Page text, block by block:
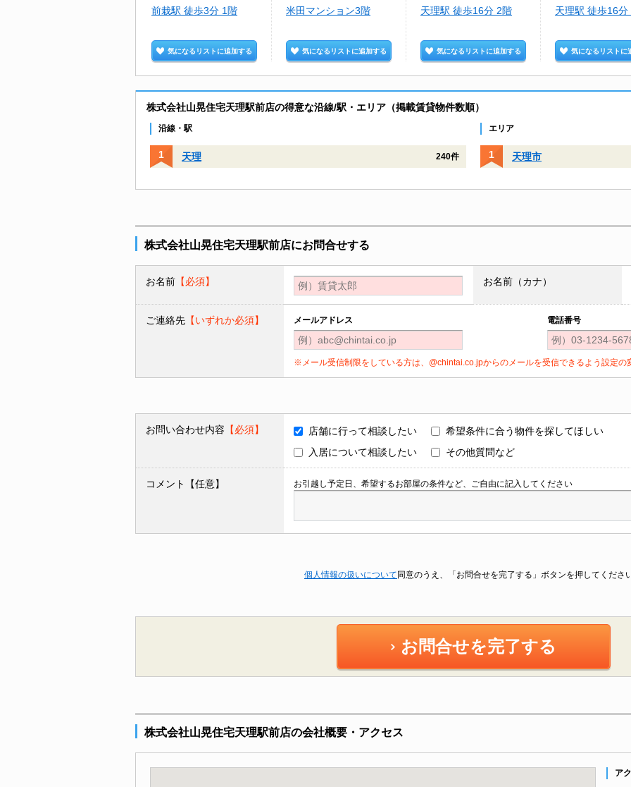
前栽駅 徒歩3分 1階
気になるリストに追加する
米田マンション3階
気になるリストに追加する
天理駅 徒歩16分 2階
気になるリストに追加する
天理駅 徒歩16分
気になるリストに
株式会社山晃住宅天理駅前店の得意な沿線/駅・エリア（掲載賃貸物件数順）
沿線・駅
天理 240件
エリア
天理市
株式会社山晃住宅天理駅前店にお問合せする
お名前 【必須】 お名前（カナ）
ご連絡先 【いずれか必須】 メールアドレス 電話番号
※メール受信制限をしている方は、@chintai.co.jpからのメールを受信できるよう設定の
お問い合わせ内容 【必須】 店舗に行って相談したい
希望条件に合う物件を探してほしい
入居について相談したい
その他質問など
コメント【任意】 お引越し予定日、希望するお部屋の条件など、ご自由に記入してください
個人情報の扱いについて 同意のうえ、「お問合せを完了する」ボタンを押してくださ
お問合せを完了する
株式会社山晃住宅天理駅前店の会社概要・アクセス
ア